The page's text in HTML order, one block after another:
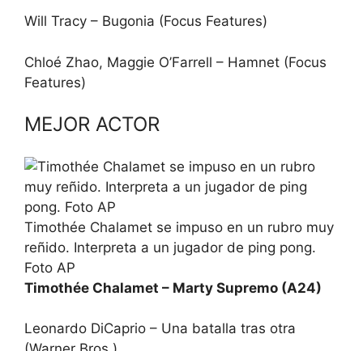
Will Tracy – Bugonia (Focus Features)
Chloé Zhao, Maggie O’Farrell – Hamnet (Focus
Features)
MEJOR ACTOR
Timothée Chalamet se impuso en un rubro muy
reñido. Interpreta a un jugador de ping pong.
Foto AP
Timothée Chalamet – Marty Supremo (A24)
Leonardo DiCaprio – Una batalla tras otra